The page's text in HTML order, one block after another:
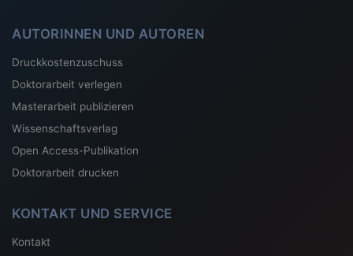
AUTORINNEN UND AUTOREN
Druckkostenzuschuss
Doktorarbeit verlegen
Masterarbeit publizieren
Wissenschaftsverlag
Open Access-Publikation
Doktorarbeit drucken
KONTAKT UND SERVICE
Kontakt